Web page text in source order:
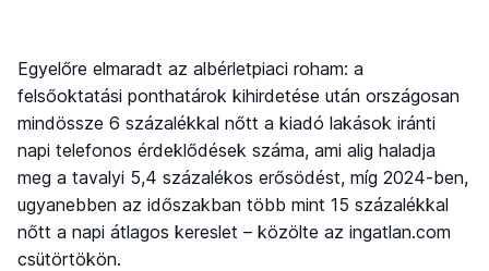
Egyelőre elmaradt az albérletpiaci roham: a
felsőoktatási ponthatárok kihirdetése után országosan
mindössze 6 százalékkal nőtt a kiadó lakások iránti
napi telefonos érdeklődések száma, ami alig haladja
meg a tavalyi 5,4 százalékos erősödést, míg 2024-ben,
ugyanebben az időszakban több mint 15 százalékkal
nőtt a napi átlagos kereslet – közölte az ingatlan.com
csütörtökön.